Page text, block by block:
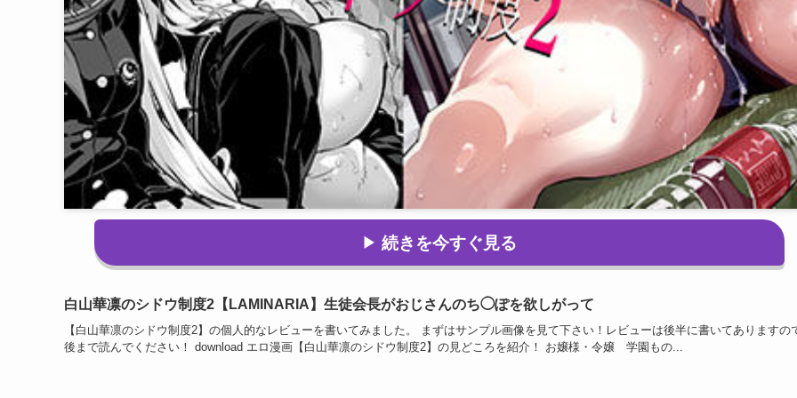
続きを今すぐ見る
白山華凛のシドウ制度2【LAMINARIA】生徒会長がおじさんのち◯ぽを欲しがって
【白山華凛のシドウ制度2】の個人的なレビューを書いてみました。 まずはサンプル画像を見て下さい！レビューは後半に書いてありますの
後まで読んでください！ download エロ漫画【白山華凛のシドウ制度2】の見どころを紹介！ お嬢様・令嬢 学園もの...